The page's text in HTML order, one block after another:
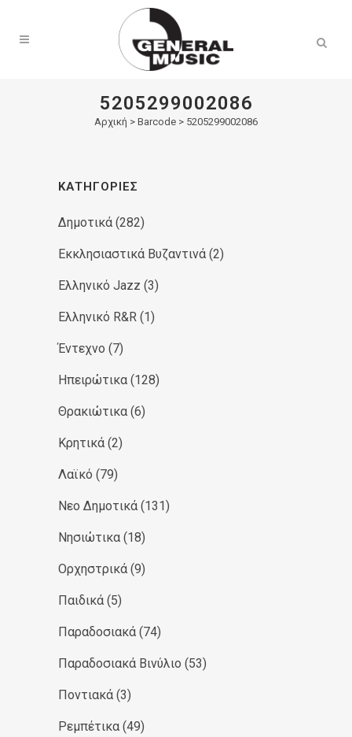
5205299002086
Αρχική > Barcode > 5205299002086
ΚΑΤΗΓΟΡΊΕΣ
Δημοτικά (282)
Εκκλησιαστικά Βυζαντινά (2)
Ελληνικό Jazz (3)
Ελληνικό R&R (1)
Έντεχνο (7)
Ηπειρώτικα (128)
Θρακιώτικα (6)
Κρητικά (2)
Λαϊκό (79)
Νεο Δημοτικά (131)
Νησιώτικα (18)
Ορχηστρικά (9)
Παιδικά (5)
Παραδοσιακά (74)
Παραδοσιακά Βινύλιο (53)
Ποντιακά (3)
Ρεμπέτικα (49)